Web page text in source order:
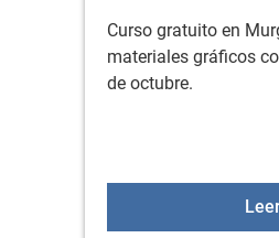
Curso gratuito en
materiales gráficos
de octubre.